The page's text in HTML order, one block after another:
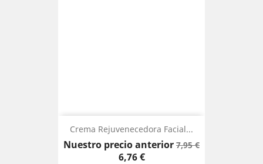
Crema Rejuvenecedora Facial...
Nuestro precio anteriorPrecio
7,95 €Precio
6,76 €